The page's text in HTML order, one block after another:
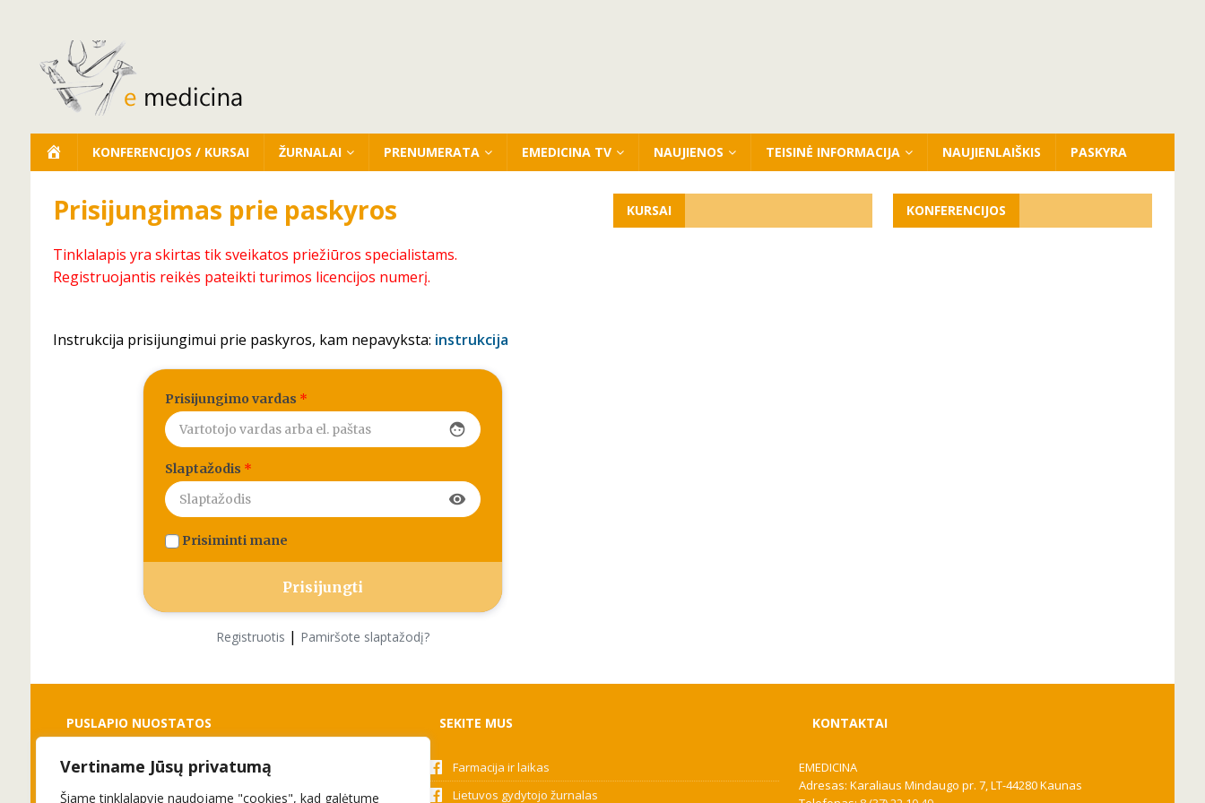
Vertiname Jūsų privatumą
Šiame tinklalapyje naudojame "cookies", kad galėtume
KONFERENCIJOS / KURSAI ŽURNALAI PRENUMERATA EMEDICINA TV NAUJIENOS TEISINĖ INFORMACIJA NAUJIENLAIŠKIS PASKYRA
Prisijungimas prie paskyros
Tinklalapis yra skirtas tik sveikatos priežiūros specialistams.
Registruojantis reikės pateikti turimos licencijos numerį.
Instrukcija prisijungimui prie paskyros, kam nepavyksta: instrukcija
Prisijungimo vardas *
face
Slaptažodis *
visibility
Prisiminti mane
Registruotis | Pamiršote slaptažodį?
KURSAI KONFERENCIJOS
PUSLAPIO NUOSTATOS
Slapukai
Privatumo politika
SEKITE MUS
Farmacija ir laikas
Lietuvos gydytojo žurnalas
KONTAKTAI
EMEDICINA
Adresas: Karaliaus Mindaugo pr. 7, LT-44280 Kaunas